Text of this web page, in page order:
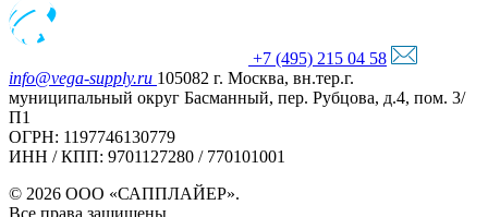
+7 (495) 215 04 58
info@vega-supply.ru 105082 г. Москва, вн.тер.г.
муниципальный округ Басманный, пер. Рубцова, д.4, пом. 3/
П1
ОГРН: 1197746130779
ИНН / КПП: 9701127280 / 770101001
© 2026 ООО «САППЛАЙЕР».